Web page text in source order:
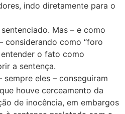
indo diretamente para o
Mas – e como
considerando como “foro
o fato como
a sentença.
eles – conseguiram
houve cerceamento da
de inocência, em embargos